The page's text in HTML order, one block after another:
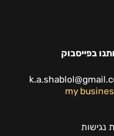
בפייסבוק
נגישות